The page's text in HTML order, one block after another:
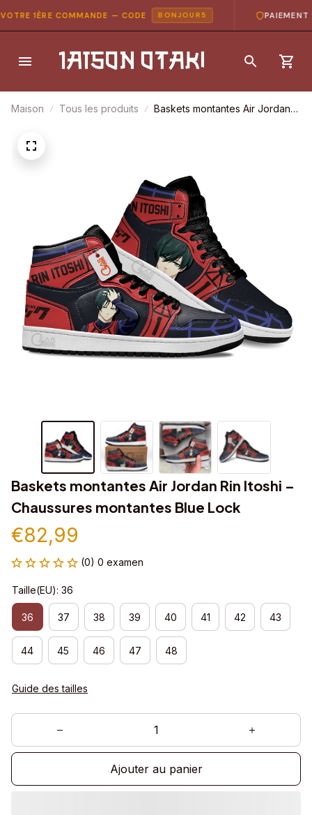
1ÈRE COMMANDE — CODE BONJOUR5 PAIEMENT
Maison Tous les produits
Baskets montantes Air Jordan
Baskets montantes Air Jordan Rin Itoshi –
Chaussures montantes Blue Lock
€82,99
(0) 0 examen
Taille(EU): 36
36 37 38 39 40 41 42 43
44 45 46 47 48
Guide des tailles
Ajouter au panier